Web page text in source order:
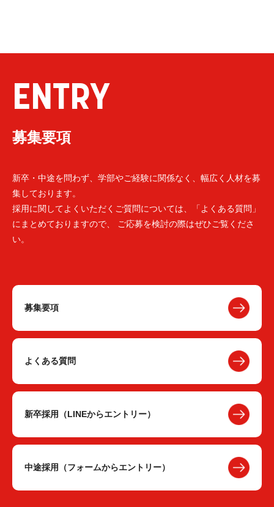
ENTRY
募集要項
新卒・中途を問わず、学部やご経験に関係なく、幅広く人材を募
集しております。
採用に関してよくいただくご質問については、「よくある質問」
にまとめておりますので、 ご応募を検討の際はぜひご覧くださ
い。
募集要項
よくある質問
新卒採用（LINEからエントリー）
中途採用（フォームからエントリー）